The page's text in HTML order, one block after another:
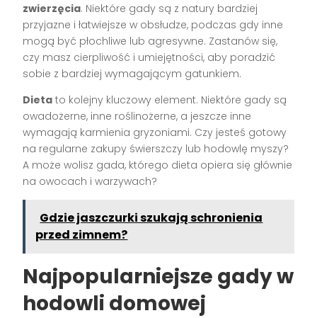
zwierzęcia. Niektóre gady są z natury bardziej
przyjazne i łatwiejsze w obsłudze, podczas gdy inne
mogą być płochliwe lub agresywne. Zastanów się,
czy masz cierpliwość i umiejętności, aby poradzić
sobie z bardziej wymagającym gatunkiem.
Dieta to kolejny kluczowy element. Niektóre gady są
owadożerne, inne roślinożerne, a jeszcze inne
wymagają karmienia gryzoniami. Czy jesteś gotowy
na regularne zakupy świerszczy lub hodowlę myszy?
A może wolisz gada, którego dieta opiera się głównie
na owocach i warzywach?
Gdzie jaszczurki szukają schronienia
przed zimnem?
Najpopularniejsze gady w
hodowli domowej